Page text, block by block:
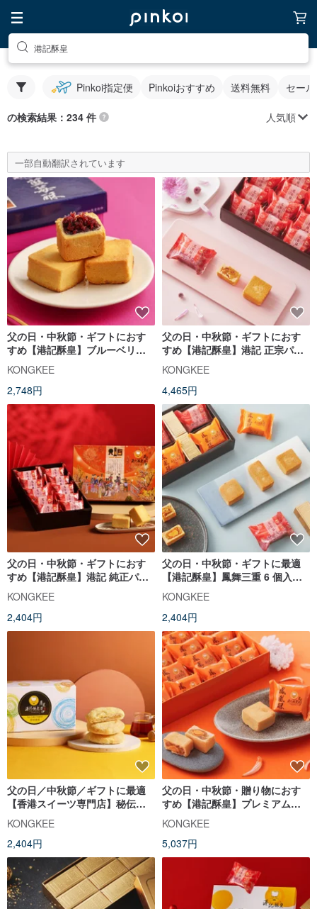
港記酥皇
Pinkoi指定便 Pinkoiおすすめ 送料無料 セー
の検索結果：234 件 人気順
一部自動翻訳されています
父の日・中秋節・ギフトにおす
すめ【港記酥皇】ブルーベリー
ケーキ 8 個入りギフトボックス
KONGKEE
2,748円
父の日・中秋節・ギフトにおす
すめ【港記酥皇】港記 正宗パイ
ナップルケーキ 20 個入りギフト
ボックス
KONGKEE
4,465円
父の日・中秋節・ギフトにおす
すめ【港記酥皇】港記 純正パイ
ナップルケーキ 10 個入りギフト
ボックス
KONGKEE
2,404円
父の日・中秋節・ギフトに最適
【港記酥皇】鳳舞三重 6 個入パ
イナップルケーキアソート
KONGKEE
2,404円
父の日／中秋節／ギフトに最適
【香港スイーツ専門店】秘伝の
オリジナル太陽餅 6 個入り
KONGKEE
2,404円
父の日・中秋節・贈り物におす
すめ【港記酥皇】プレミアム鳳
凰酥 20 個入りギフトボックス
KONGKEE
5,037円